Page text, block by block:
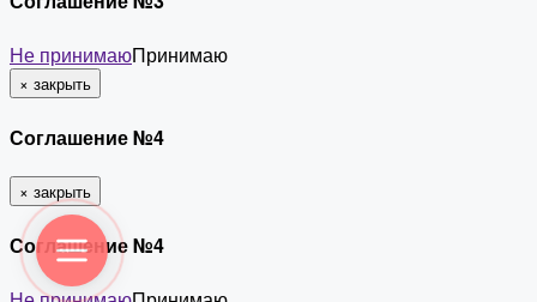
Не принимаюПринимаю
× закрыть
Соглашение №4
× закрыть
Соглашение №4